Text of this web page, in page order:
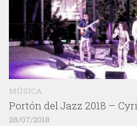
MÚSICA
Portón del Jazz 2018 –
28/07/2018